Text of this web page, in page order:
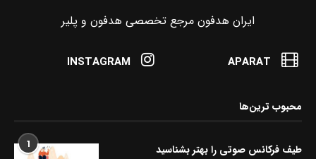
ایران هدفون مرجع تخصصی هدفون و پلیر
APARAT
INSTAGRAM
محبوب ترین‌ها
1 طیف فرکانس صوتی را بهتر بشناسید